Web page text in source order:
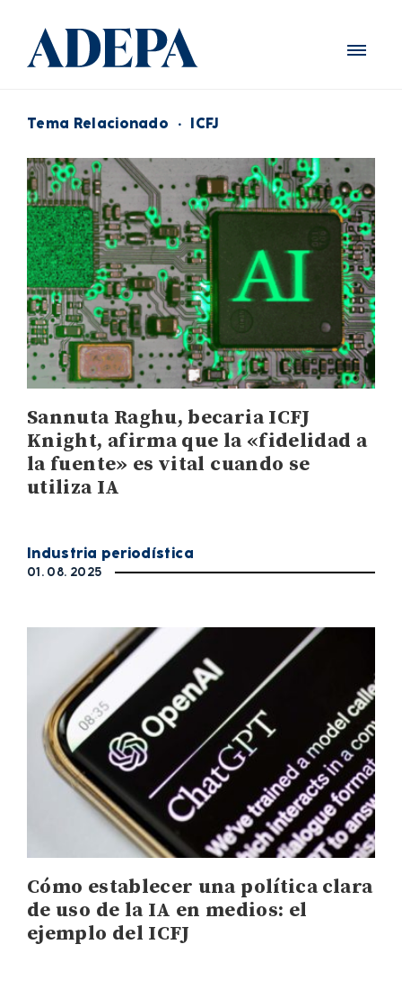
Tema Relacionado · ICFJ
Sannuta Raghu, becaria ICFJ
Knight, afirma que la «fidelidad a
la fuente» es vital cuando se
utiliza IA
Industria periodística
01. 08. 2025
Cómo establecer una política clara
de uso de la IA en medios: el
ejemplo del ICFJ